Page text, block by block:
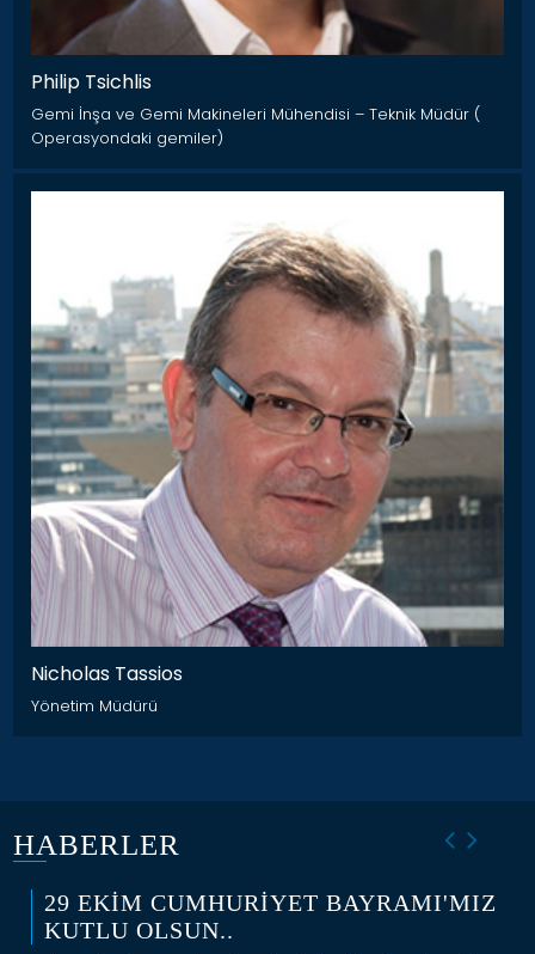
Philip Tsichlis
Gemi İnşa ve Gemi Makineleri Mühendisi – Teknik Müdür (
Operasyondaki gemiler)
Nicholas Tassios
Yönetim Müdürü
HABERLER
29 EKİM CUMHURİYET BAYRAMI'MIZ
KUTLU OLSUN..